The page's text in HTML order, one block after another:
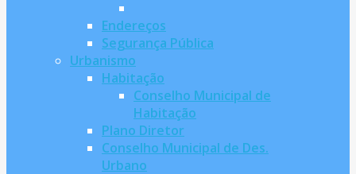
Endereços
Segurança Pública
Urbanismo
Habitação
Conselho Municipal de
Habitação
Plano Diretor
Conselho Municipal de Des.
Urbano